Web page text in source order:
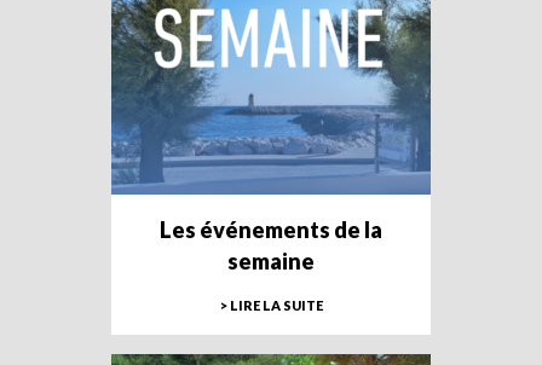
Les événements de la
semaine
> LIRE LA SUITE